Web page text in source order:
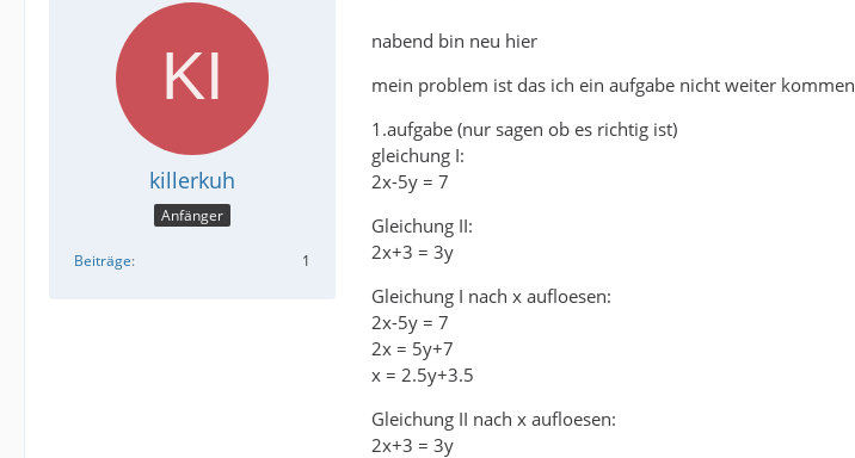
killerkuh
Anfänger
Beiträge 1
nabend bin neu hier
mein problem ist das ich ein aufgabe nicht weiter kommen
1.aufgabe (nur sagen ob es richtig ist)
gleichung I:
2x-5y = 7
Gleichung II:
2x+3 = 3y
Gleichung I nach x aufloesen:
2x-5y = 7
2x = 5y+7
x = 2.5y+3.5
Gleichung II nach x aufloesen:
2x+3 = 3y